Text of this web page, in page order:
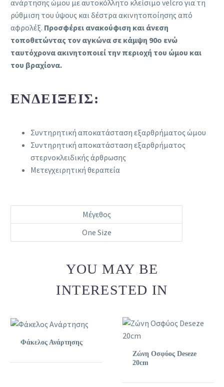
ανάρτησης ώμου με αυτοκόλλητο κλείσιμο velcro για τη
ρύθμιση του ύψους και δέστρα ακινητοποίησης από
αφρολέξ. Προσφέρει ανακούφιση και άνεση
τοποθετώντας τον αγκώνα σε κάμψη 90o ενώ
ταυτόχρονα ακινητοποιεί την περιοχή του ώμου και
του βραχίονα.
ΕΝΔΕΊΞΕΙΣ:
Συντηρητική αποκατάσταση εξαρθρήματος ώμου
Συντηρητική αποκατάσταση εξαρθρήματος
στερνοκλειδικής άρθρωσης
Μετεγχειρητική θεραπεία
Μέγεθος
One Size
YOU MAY BE
INTERESTED IN
Φάκελος Ανάρτησης
Ζώνη Οσφύος Deseze
20cm